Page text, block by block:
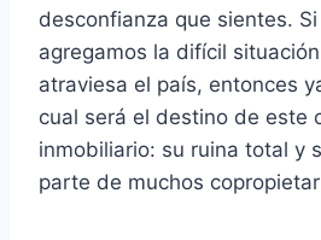
desconfianza que sientes.
agregamos la difícil
atraviesa el país, entonces
cual será el destino de este
inmobiliario: su ruina total y
parte de muchos